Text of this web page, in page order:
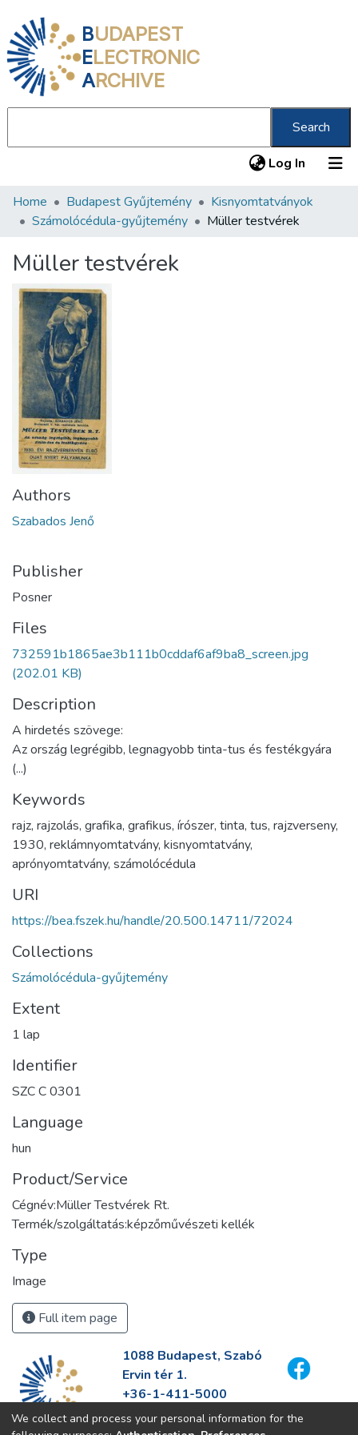
BUDAPEST
ELECTRONIC
ARCHIVE
Search
Log In (current)
Communities & Collections
Statistics
About us
Home Budapest Gyűjtemény
Kisnyomtatványok
Számolócédula-gyűjtemény
Müller testvérek
Müller testvérek
Authors
Szabados Jenő
Publisher
Posner
Files
732591b1865ae3b111b0cddaf6af9ba8_screen.jpg
(202.01 KB)
Description
A hirdetés szövege:
Az ország legrégibb, legnagyobb tinta-tus és festékgyára
(...)
Keywords
rajz, rajzolás, grafika, grafikus, írószer, tinta, tus, rajzverseny,
1930, reklámnyomtatvány, kisnyomtatvány,
aprónyomtatvány, számolócédula
URI
https://bea.fszek.hu/handle/20.500.14711/72024
Collections
Számolócédula-gyűjtemény
Extent
1 lap
Identifier
SZC C 0301
Language
hun
Product/Service
Cégnév:Müller Testvérek Rt.
Termék/szolgáltatás:képzőművészeti kellék
Type
Image
Full item page
1088 Budapest, Szabó
Ervin tér 1.
+36-1-411-5000
info@fszek.hu
We collect and process your personal information for the